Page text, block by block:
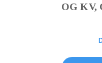
OG KV,